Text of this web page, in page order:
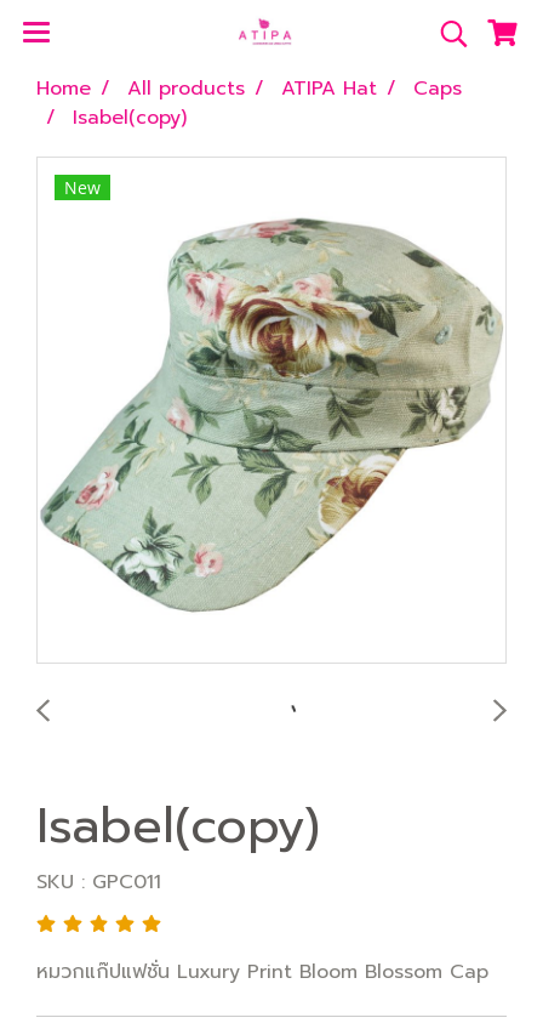
Home All products ATIPA Hat
Caps
Isabel(copy)
New
Isabel(copy)
SKU : GPC011
หมวกแก๊ปแฟชั่น Luxury Print Bloom Blossom Cap